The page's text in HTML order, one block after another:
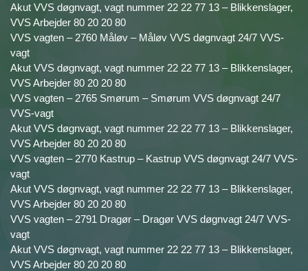
Akut VVS døgnvagt, vagt nummer 22 22 77 13 – Blikkenslager,
VVS Arbejder 80 20 20 80
VVS vagten – 2760 Måløv – Måløv VVS døgnvagt 24/7 VVS-
vagt
Akut VVS døgnvagt, vagt nummer 22 22 77 13 – Blikkenslager,
VVS Arbejder 80 20 20 80
VVS vagten – 2765 Smørum – Smørum VVS døgnvagt 24/7
VVS-vagt
Akut VVS døgnvagt, vagt nummer 22 22 77 13 – Blikkenslager,
VVS Arbejder 80 20 20 80
VVS vagten – 2770 Kastrup – Kastrup VVS døgnvagt 24/7 VVS-
vagt
Akut VVS døgnvagt, vagt nummer 22 22 77 13 – Blikkenslager,
VVS Arbejder 80 20 20 80
VVS vagten – 2791 Dragør – Dragør VVS døgnvagt 24/7 VVS-
vagt
Akut VVS døgnvagt, vagt nummer 22 22 77 13 – Blikkenslager,
VVS Arbejder 80 20 20 80